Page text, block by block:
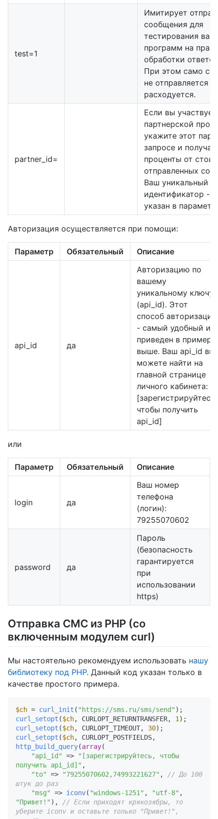
test=1
Имитирует
сообщения для
тестирования
программ на
обработки
При этом само
не отправляется и
расходуется.
partner_id=
Если вы
партнерской
укажите этот
запросе и
проценты от
отправленных
Ваш уникальный
идентификатор -
указан в
Авторизация осуществляется при помощи:
Параметр Обязательный Описание
api_id да
Авторизацию по
вашему
уникальному ключу
(api_id). Этот
способ авторизации
- самый удобный и
приведен в примере
выше. Ваш api_id вы
можете найти на
главной странице
личного кабинета:
[зарегистрируйтесь,
чтобы получить
api_id]
или
Параметр Обязательный Описание
login да
Ваш номер
телефона
(логин):
79255070602
password да
Пароль
(безопасность
гарантируется
при
использовании
https)
Отправка СМС из PHP (со
включенным модулем curl)
Мы настоятельно рекомендуем использовать нашу
библиотеку под PHP. Данный код указан только в
качестве простого примера.
$ch = curl_init ( "https://sms.ru/sms/send"
curl_setopt ($ch, CURLOPT_RETURNTRANSFER, 1
curl_setopt ($ch, CURLOPT_TIMEOUT, 30
curl_setopt ($ch
http_build_query(array(
"api_id"
=>
"[зарегистрируйтесь, чтобы
получить api_id]" ,
"to"
=> "79255070602,74993221627" ,
// До 100
штук до раз
"msg"
=> iconv( "windows-1251" , "utf-8"
"Привет!" ),
// Если приходят крякозябры, то
уберите iconv и оставьте только "Привет!",